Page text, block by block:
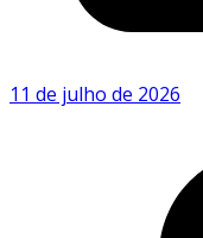
11 de julho de 2026